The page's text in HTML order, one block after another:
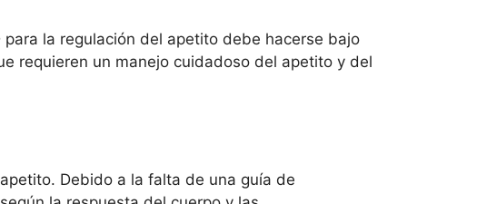
la regulación del apetito debe hacerse bajo
requieren un manejo cuidadoso del apetito y del
Debido a la falta de una guía de